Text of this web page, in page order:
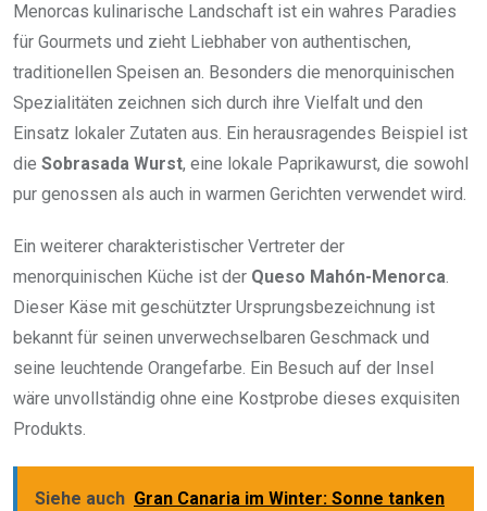
Menorcas kulinarische Landschaft ist ein wahres Paradies
für Gourmets und zieht Liebhaber von authentischen,
traditionellen Speisen an. Besonders die menorquinischen
Spezialitäten zeichnen sich durch ihre Vielfalt und den
Einsatz lokaler Zutaten aus. Ein herausragendes Beispiel ist
die Sobrasada Wurst, eine lokale Paprikawurst, die sowohl
pur genossen als auch in warmen Gerichten verwendet wird.
Ein weiterer charakteristischer Vertreter der
menorquinischen Küche ist der Queso Mahón-Menorca.
Dieser Käse mit geschützter Ursprungsbezeichnung ist
bekannt für seinen unverwechselbaren Geschmack und
seine leuchtende Orangefarbe. Ein Besuch auf der Insel
wäre unvollständig ohne eine Kostprobe dieses exquisiten
Produkts.
Siehe auch Gran Canaria im Winter: Sonne tanken